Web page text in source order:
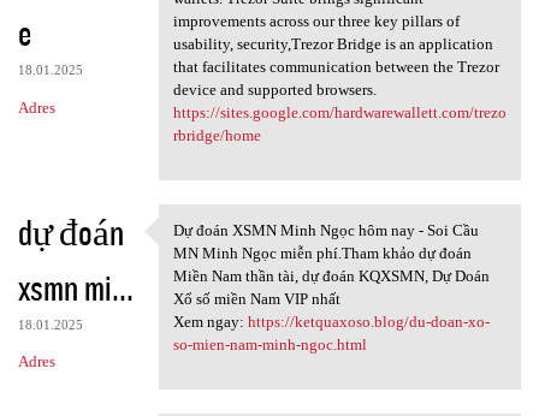
e
18.01.2025
Adres
improvements across our three key pillars of
usability, security,Trezor Bridge is an application
that facilitates communication between the Trezor
device and supported browsers.
https://sites.google.com/hardwarewallett.com/trezo
rbridge/home
dự đoán
xsmn mi...
18.01.2025
Adres
Dự đoán XSMN Minh Ngọc hôm
Dự đoán XSMN Minh Ngọc hôm nay - Soi Cầu
MN Minh Ngọc miễn phí.Tham khảo dự đoán
Miền Nam thần tài, dự đoán KQXSMN, Dự Doán
Xổ số miền Nam VIP nhất
Xem ngay: https://ketquaxoso.blog/du-doan-xo-
so-mien-nam-minh-ngoc.html